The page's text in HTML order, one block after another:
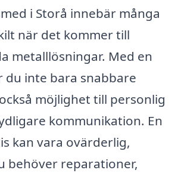
i Storå innebär många
när det kommer till
metalllösningar. Med en
du inte bara snabbare
möjlighet till personlig
kommunikation. En
kan vara ovärderlig,
behöver reparationer,